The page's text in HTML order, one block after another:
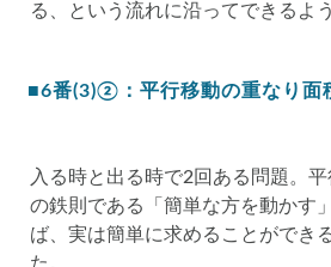
る、という流れに沿ってできるよ
■6番(3)②：平行移動の重なり面
入る時と出る時で2回ある問題。
の鉄則である「簡単な方を動かす
ば、実は簡単に求めることができ